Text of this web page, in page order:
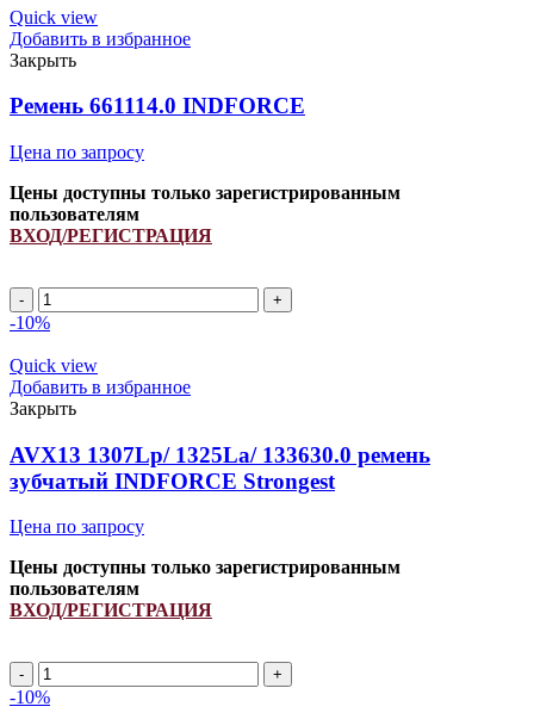
ремень
зубчатый
INDFORCE
Strongest
quantity
Quick view
Добавить в избранное
Закрыть
Ремень 661114.0 INDFORCE
Цена по запросу
Цены доступны только зарегистрированным
пользователям
ВХОД/РЕГИСТРАЦИЯ
Ремень
661114.0
quantity
-10%
Quick view
Добавить в избранное
Закрыть
AVX13 1307Lp/ 1325La/ 133630.0 ремень
зубчатый INDFORCE Strongest
Цена по запросу
Цены доступны только зарегистрированным
пользователям
ВХОД/РЕГИСТРАЦИЯ
AVX13
1307Lp/
-10%